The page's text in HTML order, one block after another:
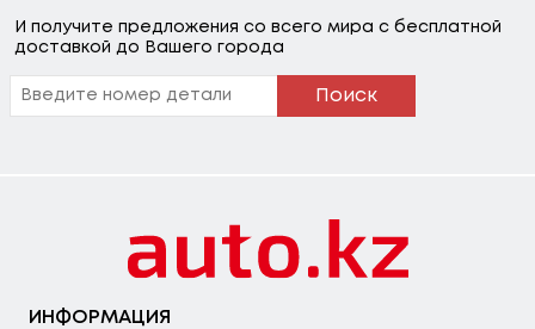
И получите предложения со всего мира с бесплатной
доставкой до Вашего города
Поиск
ИНФОРМАЦИЯ